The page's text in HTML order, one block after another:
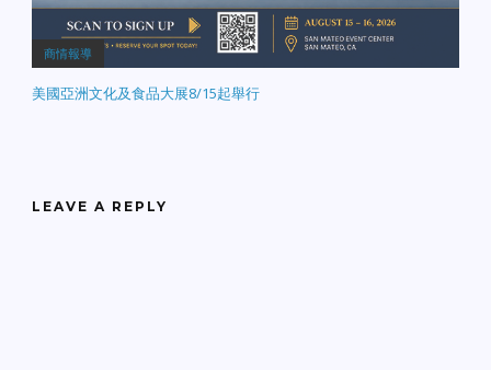
商情報導
美國亞洲文化及食品大展8/15起舉行
LEAVE A REPLY